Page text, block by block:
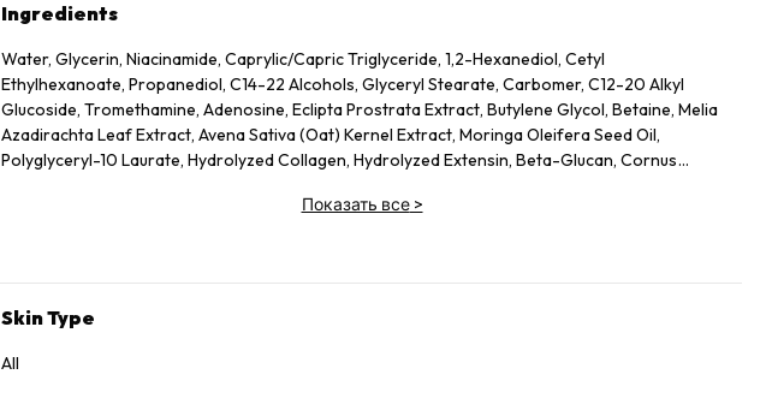
Ingredients
Water, Glycerin, Niacinamide, Caprylic/Capric Triglyceride, 1,2-Hexanediol, Cetyl
Ethylhexanoate, Propanediol, C14-22 Alcohols, Glyceryl Stearate, Carbomer, C12-20 Alkyl
Glucoside, Tromethamine, Adenosine, Eclipta Prostrata Extract, Butylene Glycol, Betaine, Melia
Azadirachta Leaf Extract, Avena Sativa (Oat) Kernel Extract, Moringa Oleifera Seed Oil,
Polyglyceryl-10 Laurate, Hydrolyzed Collagen, Hydrolyzed Extensin, Beta-Glucan, Cornus
Extract, Rubus Idaeus (Raspberry) Fruit Extract, Vaccinium Macrocarpon (Cranberry) Fruit
Показать все>
Skin Type
All